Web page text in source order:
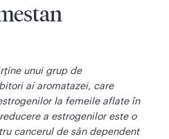
unui grup de
ai aromatazei, care
la femeile aflate în
a estrogenilor este o
cancerul de sân dependent